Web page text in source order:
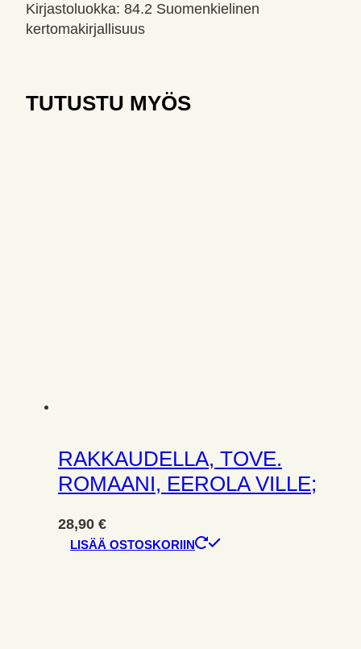
Kirjastoluokka: 84.2 Suomenkielinen
kertomakirjallisuus
TUTUSTU MYÖS
RAKKAUDELLA, TOVE.
ROMAANI, EEROLA VILLE;
28,90 €
LISÄÄ OSTOSKORIIN